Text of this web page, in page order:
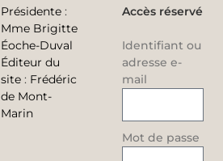
Présidente :
Mme Brigitte
Éoche-Duval
Éditeur du
site : Frédéric
de Mont-
Marin
Accès réservé
Identifiant ou
adresse e-
mail
Mot de passe